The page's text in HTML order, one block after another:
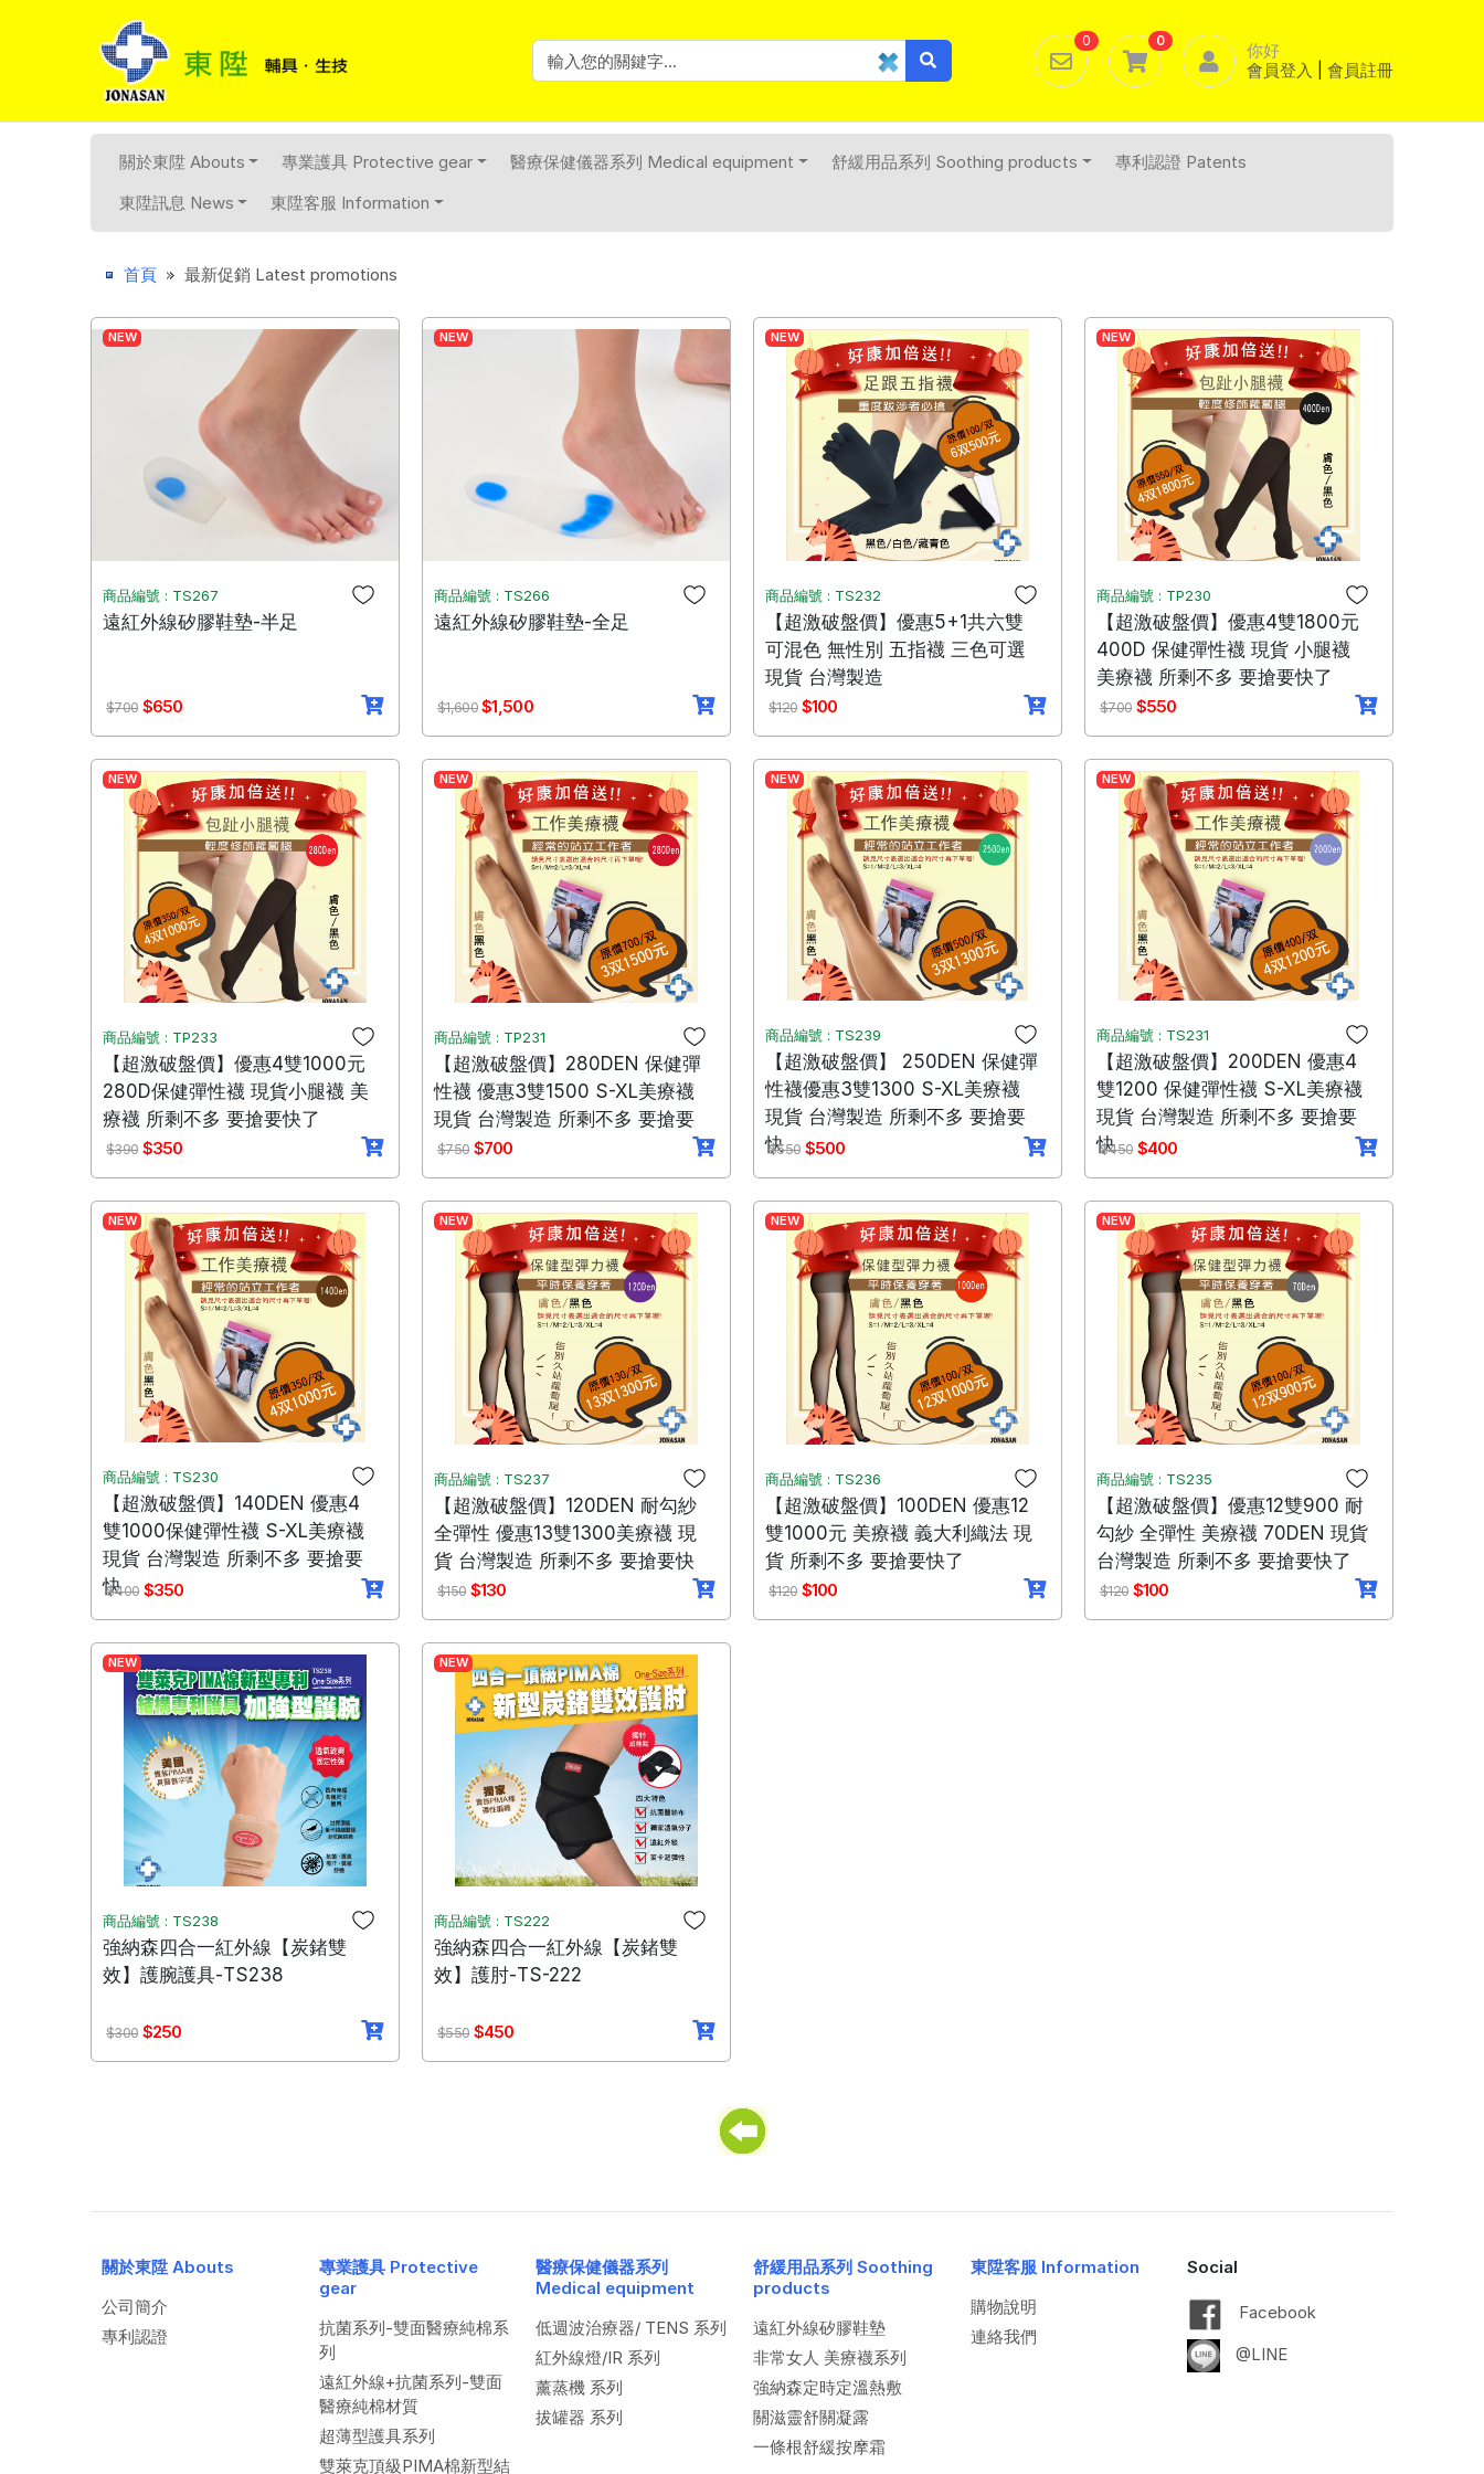
0 0
你好
會員登入
會員註冊
關於東陞 Abouts 專業護具 Protective gear 醫療保健儀器系列 Medical equipment 舒緩用品系列 Soothing products
專利認證 Patents
東陞訊息 News
東陞客服 Information
Previous
首頁 最新促銷 Latest promotions
NEW
商品編號 : TS267
遠紅外線矽膠鞋墊-半足
$700 $650
NEW
商品編號 : TS266
遠紅外線矽膠鞋墊-全足
$1,600 $1,500
NEW
商品編號 : TS232
【超激破盤價】優惠5+1共六雙
可混色 無性別 五指襪 三色可選
現貨 台灣製造
$120 $100
NEW
商品編號 : TP230
【超激破盤價】優惠4雙1800元
400D 保健彈性襪 現貨 小腿襪
美療襪 所剩不多 要搶要快了
$700 $550
NEW
商品編號 : TP233
【超激破盤價】優惠4雙1000元
280D保健彈性襪 現貨小腿襪 美
療襪 所剩不多 要搶要快了
$390 $350
NEW
商品編號 : TP231
【超激破盤價】280DEN 保健彈
性襪 優惠3雙1500 S-XL美療襪
現貨 台灣製造 所剩不多 要搶要
$750 $700
NEW
商品編號 : TS239
【超激破盤價】 250DEN 保健彈
性襪優惠3雙1300 S-XL美療襪
現貨 台灣製造 所剩不多 要搶要
快
$550 $500
NEW
商品編號 : TS231
【超激破盤價】200DEN 優惠4
雙1200 保健彈性襪 S-XL美療襪
現貨 台灣製造 所剩不多 要搶要
快
$450 $400
NEW
商品編號 : TS230
【超激破盤價】140DEN 優惠4
雙1000保健彈性襪 S-XL美療襪
現貨 台灣製造 所剩不多 要搶要
快
$400 $350
NEW
商品編號 : TS237
【超激破盤價】120DEN 耐勾紗
全彈性 優惠13雙1300美療襪 現
貨 台灣製造 所剩不多 要搶要快
$150 $130
NEW
商品編號 : TS236
【超激破盤價】100DEN 優惠12
雙1000元 美療襪 義大利織法 現
貨 所剩不多 要搶要快了
$120 $100
NEW
商品編號 : TS235
【超激破盤價】優惠12雙900 耐
勾紗 全彈性 美療襪 70DEN 現貨
台灣製造 所剩不多 要搶要快了
$120 $100
NEW
商品編號 : TS238
強納森四合一紅外線【炭鍺雙
效】護腕護具-TS238
$300 $250
NEW
商品編號 : TS222
強納森四合一紅外線【炭鍺雙
效】護肘-TS-222
$550 $450
關於東陞 Abouts
公司簡介
專利認證
專業護具 Protective
gear
抗菌系列-雙面醫療純棉系
列
遠紅外線+抗菌系列-雙面
醫療純棉材質
超薄型護具系列
雙萊克頂級PIMA棉新型結
醫療保健儀器系列
Medical equipment
低週波治療器/ TENS 系列
紅外線燈/IR 系列
薰蒸機 系列
拔罐器 系列
舒緩用品系列 Soothing
products
遠紅外線矽膠鞋墊
非常女人 美療襪系列
強納森定時定溫熱敷
關滋靈舒關凝露
一條根舒緩按摩霜
東陞客服 Information
購物說明
連絡我們
Social
Facebook
@LINE